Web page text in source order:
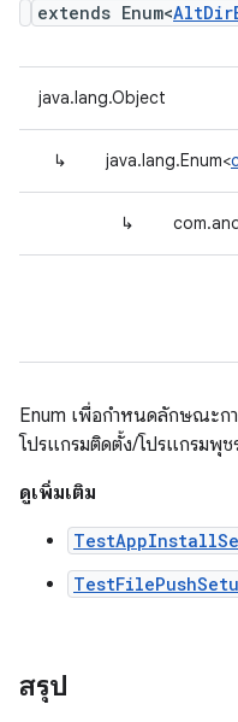
extends Enum<
java.lang.Object
↳ java.lang.Enum<
↳
Enum เพื่อกำหนดลักษณะกา
โปรแกรมติดตั้ง/โปรแกรมพุช
ดูเพิ่มเติม
สรุป